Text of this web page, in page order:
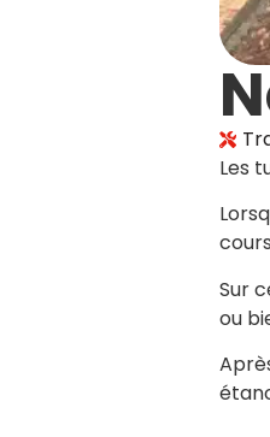
Les
Sur
ou